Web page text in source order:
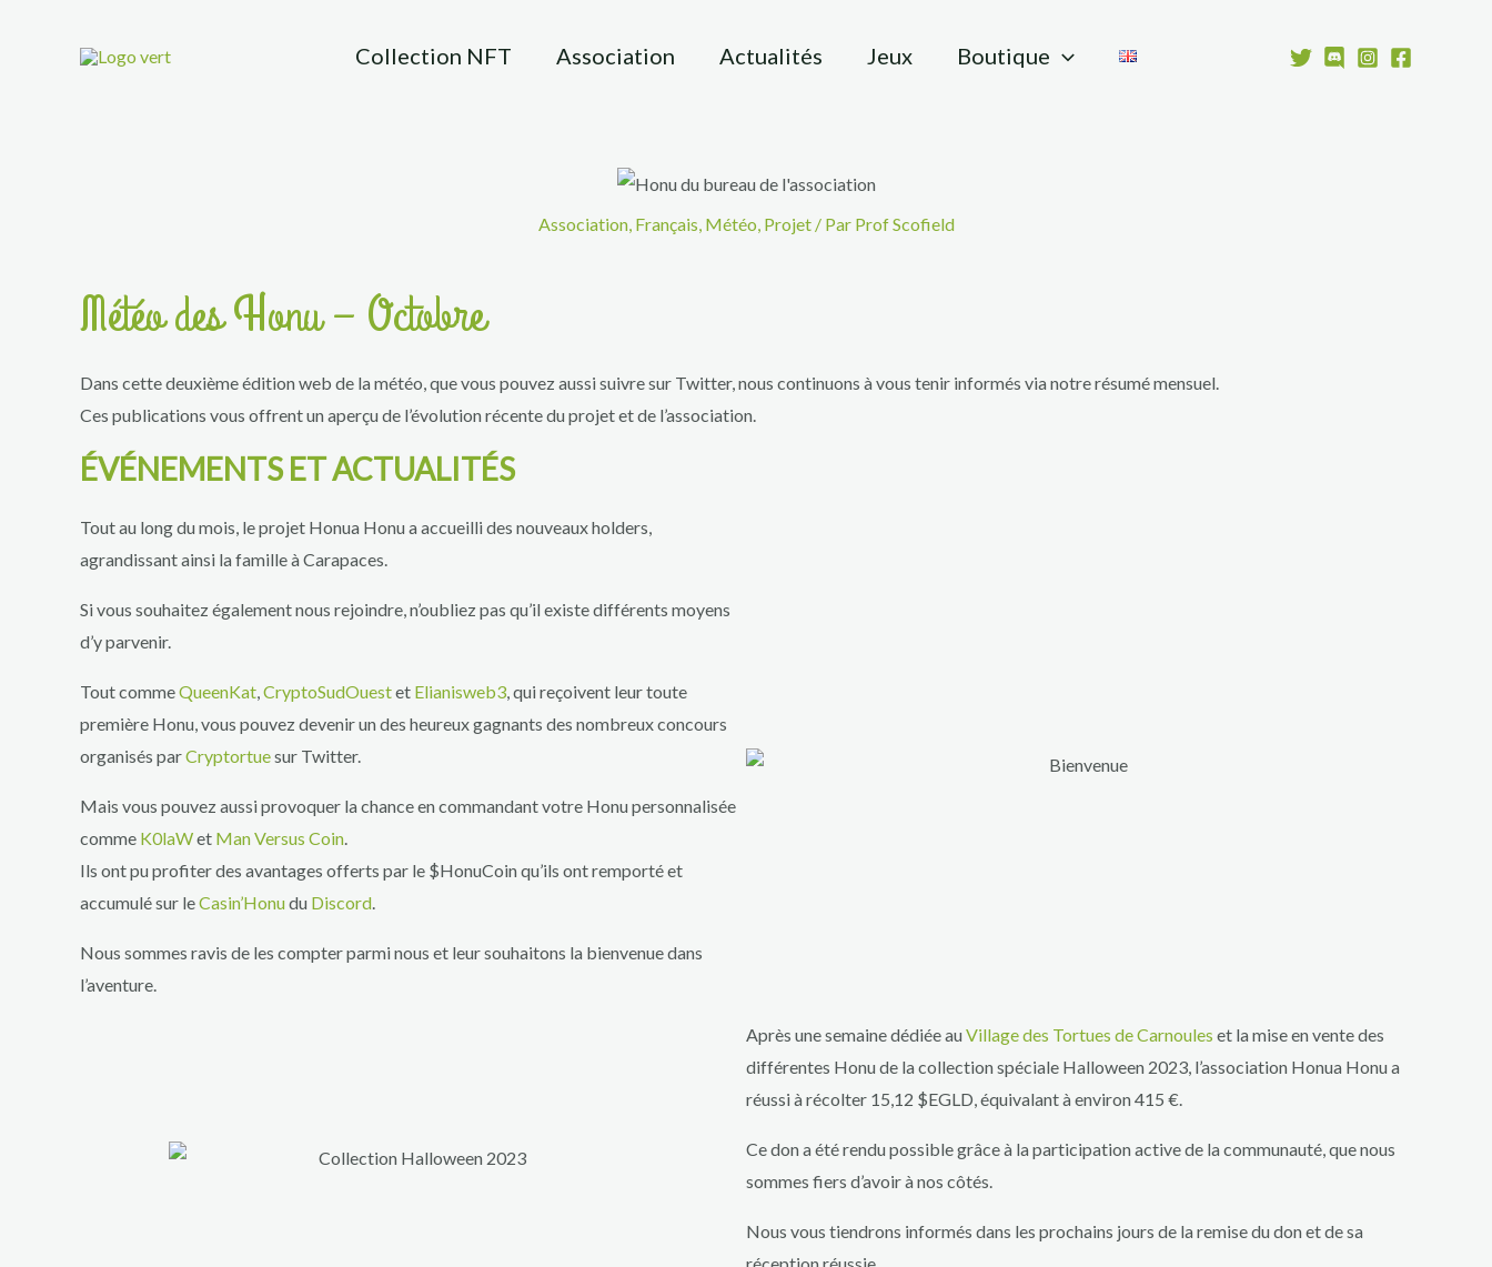
Collection NFT Association Actualités Jeux Boutique
Association, Français, Météo, Projet/ Par Prof Scofield
Météo des Honu – Octobre
Dans cette deuxième édition web de la météo, que vous pouvez aussi suivre sur Twitter, nous continuons à vous tenir informés via notre résumé mensuel.
Ces publications vous offrent un aperçu de l’évolution récente du projet et de l’association.
ÉVÉNEMENTS ET ACTUALITÉS
Tout au long du mois, le projet Honua Honu a accueilli des nouveaux holders,
agrandissant ainsi la famille à Carapaces.
Si vous souhaitez également nous rejoindre, n’oubliez pas qu’il existe différents moyens
d’y parvenir.
Tout commeQueenKat,CryptoSudOuestet Elianisweb3, qui reçoivent leur toute
première Honu, vous pouvez devenir un des heureux gagnants des nombreux concours
organisés parCryptortuesur Twitter.
Mais vous pouvez aussi provoquer la chance en commandant votre Honu personnalisée
comme K0laWet Man Versus Coin.
Ils ont pu profiter des avantages offerts par le $HonuCoin qu’ils ont remporté et
accumulé sur leCasin’Honudu Discord.
Nous sommes ravis de les compter parmi nous et leur souhaitons la bienvenue dans
l’aventure.
Après une semaine dédiée auVillage des Tortues de Carnoules et la mise en vente des
différentes Honu de la collection spéciale Halloween 2023, l’association Honua Honu a
réussi à récolter 15,12 $EGLD, équivalant à environ 415 €.
Ce don a été rendu possible grâce à la participation active de la communauté, que nous
sommes fiers d’avoir à nos côtés.
Nous vous tiendrons informés dans les prochains jours de la remise du don et de sa